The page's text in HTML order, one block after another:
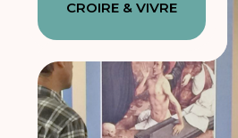
CROIRE & VIVRE